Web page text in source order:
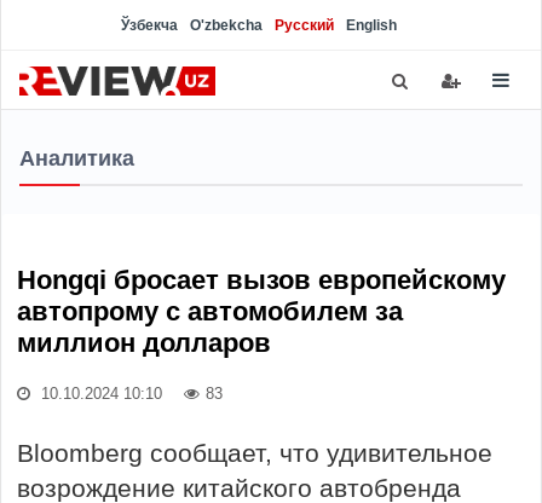
Ўзбекча O'zbekcha Русский English
Аналитика
Hongqi бросает вызов европейскому
автопрому с автомобилем за
миллион долларов
10.10.2024 10:10 83
Bloomberg сообщает, что удивительное
возрождение китайского автобренда